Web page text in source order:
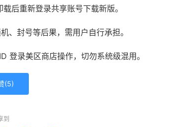
后重新登录共享账号下载新版。
、封号等后果，需用户自行承担。
登录美区商店操作，切勿系统级混用。
(5)
到